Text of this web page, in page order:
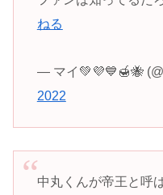
ねる
— マイ💚💜💙🍯🐝
2022
中丸くんが帝王と呼